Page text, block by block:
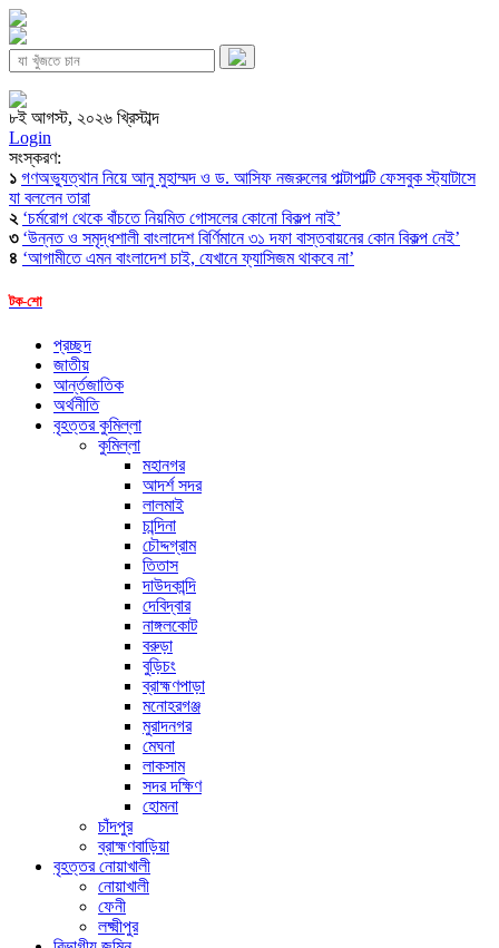
৮ই আগস্ট, ২০২৬ খ্রিস্টাব্দ
Login
সংস্করণ:
১ গণঅভ্যুত্থান নিয়ে আনু মুহাম্মদ ও ড. আসিফ নজরুলের পাল্টাপাল্টি ফেসবুক স্ট্যাটাসে
যা বললেন তারা
২ ‘চর্মরোগ থেকে বাঁচতে নিয়মিত গোসলের কোনো বিকল্প নাই’
৩ ‘উন্নত ও সমৃদ্ধশালী বাংলাদেশ বির্ণিমানে ৩১ দফা বাস্তবায়নের কোন বিকল্প নেই’
৪ ‘আগামীতে এমন বাংলাদেশ চাই, যেখানে ফ্যাসিজম থাকবে না’
টক-শো
প্রচ্ছদ
জাতীয়
আর্ন্তজাতিক
অর্থনীতি
বৃহত্তর কুমিল্লা
কুমিল্লা
মহানগর
আদর্শ সদর
লালমাই
চান্দিনা
চৌদ্দগ্রাম
তিতাস
দাউদকান্দি
দেবিদ্বার
নাঙ্গলকোট
বরুড়া
বুড়িচং
ব্রাহ্মণপাড়া
মনোহরগঞ্জ
মুরাদনগর
মেঘনা
লাকসাম
সদর দক্ষিণ
হোমনা
চাঁদপুর
ব্রাহ্মণবাড়িয়া
বৃহত্তর নোয়াখালী
নোয়াখালী
ফেনী
লক্ষ্মীপুর